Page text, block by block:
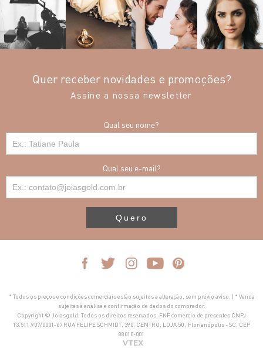
Quer receber novidades e promoções?
Assine a nossa newsletter
Qual seu nome?
Qual seu e-mail?
Quero
* Todos os preços e condições comerciais estão sujeitos a alteração, sem prévio aviso. | * Venda
sujeitas à análise e confirmação de dados do comprador.
Copyright © Joiasgold. Todos os direitos reservados. FKF comercio de presentes CNPJ
13.511.907/0001-67 RUA FELIPE SCHMIDT, 390, CENTRO, LOJA 50 , Florianópolis - SC, CEP
88010-001
VTEX